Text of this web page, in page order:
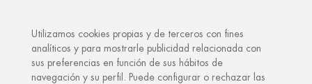
Utilizamos cookies propias y de terceros con fines
analíticos y para mostrarle publicidad relacionada con
sus preferencias en función de sus hábitos de
navegación y su perfil. Puede configurar o rechazar las